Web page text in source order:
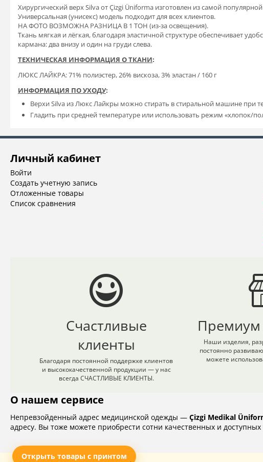
Хирургический верх Silva от Çizgi Üniforma изготовлен из самой
Универсальная (унисекс) модель подходит для всех клиентов.
НА ФОТО ВОЗМОЖНА РАЗНИЦА В 1 ТОН (из-за освещения).
Ткань мягкая и лёгкая, благодаря эластичной структуре обеспечивает
кармана: два внизу и один на груди слева.
ТЕХНИЧЕСКАЯ ИНФОРМАЦИЯ О ТКАНИ:
ЛЮКС ЛАЙКРА: 71% полиэстер, 26% вискоза, 3% эластан / 160 г
ИНФОРМАЦИЯ ПО УХОДУ:
Верхи Silva из Люкс Лайкры можно стирать в стиральной машине при
Гладить при средней температуре или использовать режим «хлопок/
Личный кабинет
Войти
Создать учетную запись
Отложенные товары
Список сравнения
Счастливые
клиенты
Благодаря постоянной поддержке клиентов
и высококачественной продукции — у нас
всегда СЧАСТЛИВЫЕ КЛИЕНТЫ.
Наши изделия,
постоянно
можете
О нашем сервисе
Непревзойденный адрес медицинской одежды — Çizgi Medikal
адресу. Вы тоже можете приобрести сотни качественных и
Открыть товары с принтом